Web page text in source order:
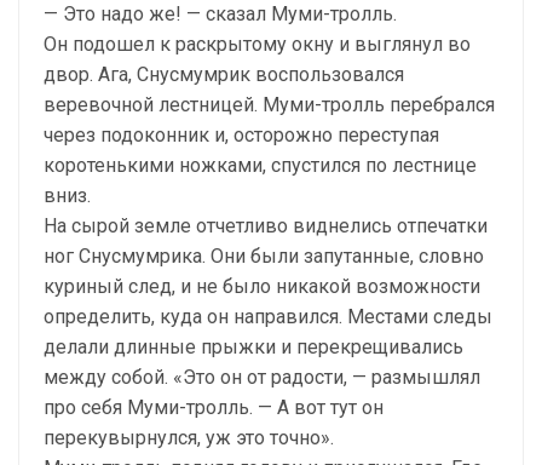
— Это надо же! — сказал Муми-тролль.
Он подошел к раскрытому окну и выглянул во
двор. Ага, Снусмумрик воспользовался
веревочной лестницей. Муми-тролль перебрался
через подоконник и, осторожно переступая
коротенькими ножками, спустился по лестнице
вниз.
На сырой земле отчетливо виднелись отпечатки
ног Снусмумрика. Они были запутанные, словно
куриный след, и не было никакой возможности
определить, куда он направился. Местами следы
делали длинные прыжки и перекрещивались
между собой. «Это он от радости, — размышлял
про себя Муми-тролль. — А вот тут он
перекувырнулся, уж это точно».